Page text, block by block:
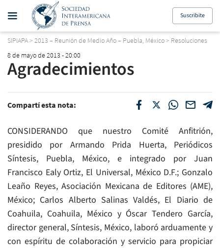
Suscribite
SIPIAPA> 2013 – Reunión de Medio Año – Puebla, México> Resoluciones
8 de mayo de 2013 - 20:00
Agradecimientos
Compartí esta nota:
CONSIDERANDO que nuestro Comité Anfitrión,
presidido por Armando Prida Huerta, Periódicos
Síntesis, Puebla, México, e integrado por Juan
Francisco Ealy Ortiz, El Universal, México D.F.; Gonzalo
Leaño Reyes, Asociación Mexicana de Editores (AME),
México; Carlos Alberto Salinas Valdés, El Diario de
Coahuila, Coahuila, México y Óscar Tendero García,
director general, Síntesis, México, laboró arduamente y
con espíritu de colaboración y servicio para propiciar